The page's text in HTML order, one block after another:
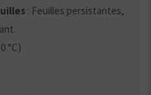
: Feuilles persistantes,
°C)